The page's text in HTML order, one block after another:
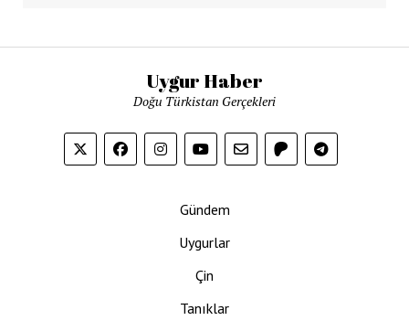
Uygur Haber
Doğu Türkistan Gerçekleri
Gündem
Uygurlar
Çin
Tanıklar